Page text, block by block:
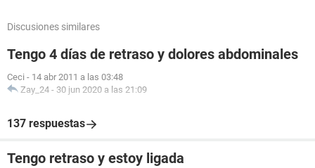
Discusiones similares
Tengo 4 días de retraso y dolores abdominales
Ceci - 14 abr 2011 a las 03:48
Zay_24 - 30 jun 2020 a las 21:09
137 respuestas
Tengo retraso y estoy ligada